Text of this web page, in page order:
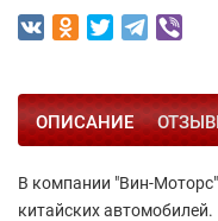
ОПИСАНИЕ
В компании "Вин-
китайских автомобилей.